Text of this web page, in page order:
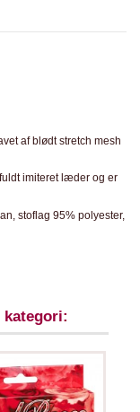
af blødt stretch mesh
imiteret læder og er
stoflag 95% polyester,
kategori: